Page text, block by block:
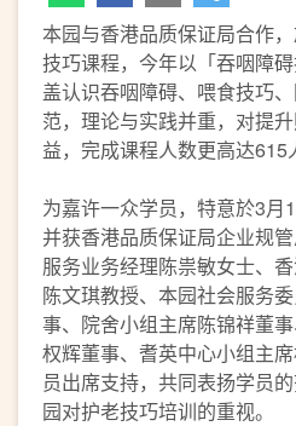
本园与香港品质保证局合作
技巧课程，今年以「吞咽障
盖认识吞咽障碍、喂食技巧
范，理论与实践并重，对提
益，完成课程人数更高达615
为嘉许一众学员，特意於3月
并获香港品质保证局企业规
服务业务经理陈祟敏女士、
陈文琪教授、本园社会服务
事、院舍小组主席陈锦祥董
权辉董事、耆英中心小组主
员出席支持，共同表扬学员
园对护老技巧培训的重视。